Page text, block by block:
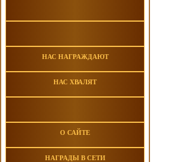
НАС НАГРАЖДАЮТ
НАС ХВАЛЯТ
О САЙТЕ
НАГРАДЫ В СЕТИ